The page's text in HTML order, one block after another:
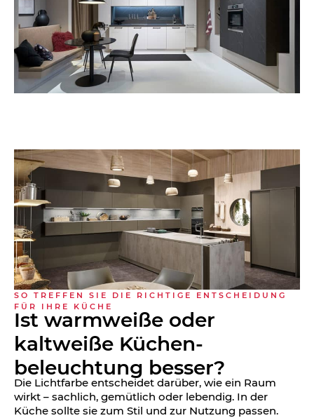
SO TREFFEN SIE DIE RICHTIGE ENTSCHEIDUNG
FÜR IHRE KÜCHE
Ist warmweiße oder
kaltweiße Küchen­
beleuchtung besser?
Die Lichtfarbe entscheidet darüber, wie ein Raum
wirkt – sachlich, gemütlich oder lebendig. In der
Küche sollte sie zum Stil und zur Nutzung passen.